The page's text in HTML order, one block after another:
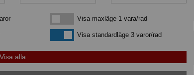
Visa maxläge 1 vara/rad
Visa maxläge 1 vara/rad
Visa standardlägeVisa standardläge 3 varor/rad